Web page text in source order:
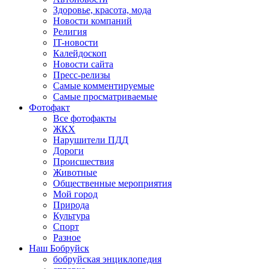
Здоровье, красота, мода
Новости компаний
Религия
IT-новости
Калейдоскоп
Новости сайта
Пресс-релизы
Самые комментируемые
Самые просматриваемые
Фотофакт
Все фотофакты
ЖКХ
Нарушители ПДД
Дороги
Происшествия
Животные
Общественные мероприятия
Мой город
Природа
Культура
Спорт
Разное
Наш Бобруйск
бобруйская энциклопедия